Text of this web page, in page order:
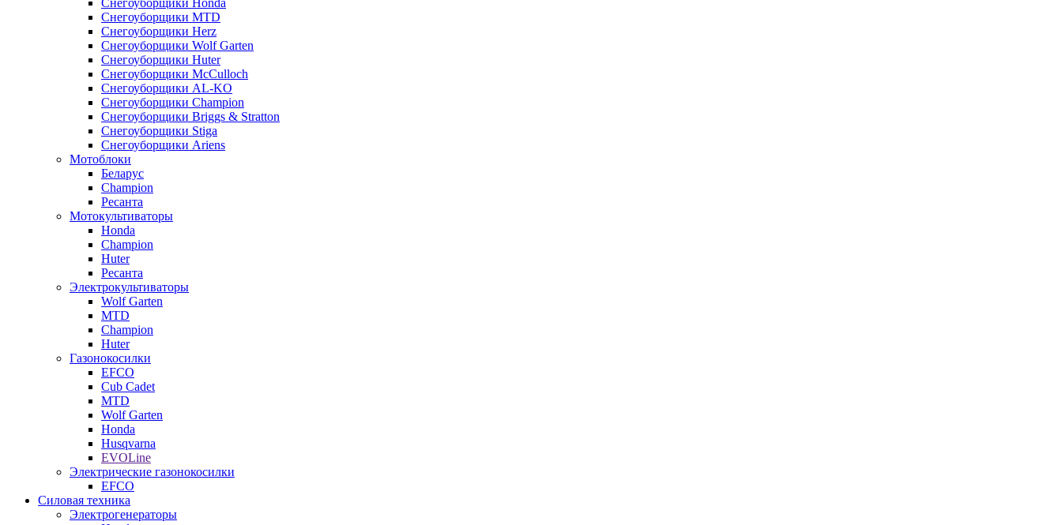
Снегоуборщики Honda
Снегоуборщики MTD
Снегоуборщики Herz
Снегоуборщики Wolf Garten
Снегоуборщики Huter
Снегоуборщики McCulloch
Снегоуборщики AL-KO
Снегоуборщики Champion
Снегоуборщики Briggs & Stratton
Снегоуборщики Stiga
Снегоуборщики Ariens
Мотоблоки
Беларус
Champion
Ресанта
Мотокультиваторы
Honda
Champion
Huter
Ресанта
Электрокультиваторы
Wolf Garten
MTD
Champion
Huter
Газонокосилки
EFCO
Cub Cadet
MTD
Wolf Garten
Honda
Husqvarna
EVOLine
Электрические газонокосилки
EFCO
Силовая техника
Электрогенераторы